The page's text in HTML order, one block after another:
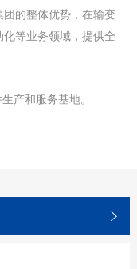
团的整体优势 ， 在输变
等业务领域，提供全
产和服务基地。